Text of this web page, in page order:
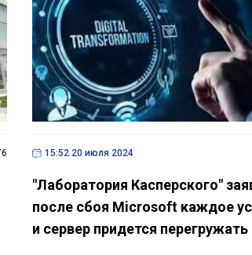
15:52 20 июля 2024
"Лаборатория Касперского"
после сбоя Microsoft каждое
и сервер придется